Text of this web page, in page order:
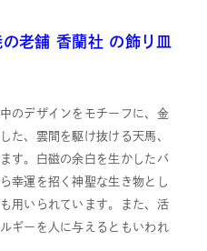
老舗 香蘭社 の飾り皿
のデザインをモチーフに、金
た、雲間を駆け抜ける天馬、
す。白磁の余白を生かしたバ
幸運を招く神聖な生き物とし
用いられています。また、活
ギーを人に与えるともいわれ